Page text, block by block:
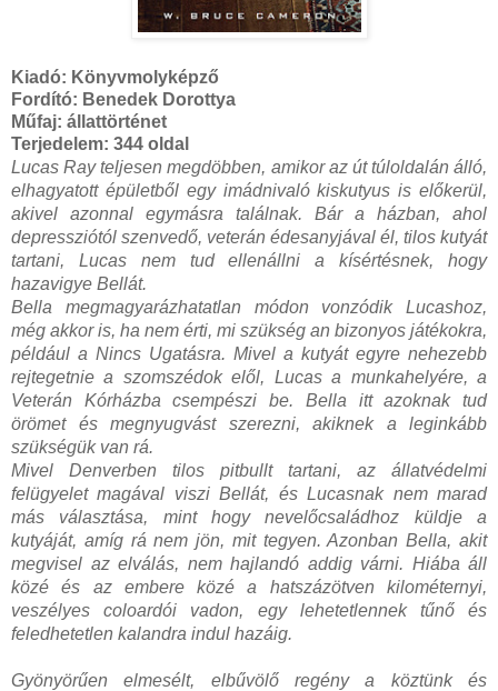
Kiadó: Könyvmolyképző
Fordító: Benedek Dorottya
Műfaj: állattörténet
Terjedelem: 344 oldal
Lucas Ray teljesen megdöbben, amikor az út túloldalán álló,
elhagyatott épületből egy imádnivaló kiskutyus is előkerül,
akivel azonnal egymásra találnak. Bár a házban, ahol
depressziótól szenvedő, veterán édesanyjával él, tilos kutyát
tartani, Lucas nem tud ellenállni a kísértésnek, hogy
hazavigye Bellát.
Bella megmagyarázhatatlan módon vonzódik Lucashoz,
még akkor is, ha nem érti, mi szükség an bizonyos játékokra,
például a Nincs Ugatásra. Mivel a kutyát egyre nehezebb
rejtegetnie a szomszédok elől, Lucas a munkahelyére, a
Veterán Kórházba csempészi be. Bella itt azoknak tud
örömet és megnyugvást szerezni, akiknek a leginkább
szükségük van rá.
Mivel Denverben tilos pitbullt tartani, az állatvédelmi
felügyelet magával viszi Bellát, és Lucasnak nem marad
más választása, mint hogy nevelőcsaládhoz küldje a
kutyáját, amíg rá nem jön, mit tegyen. Azonban Bella, akit
megvisel az elválás, nem hajlandó addig várni. Hiába áll
közé és az embere közé a hatszázötven kilométernyi,
veszélyes coloardói vadon, egy lehetetlennek tűnő és
feledhetetlen kalandra indul hazáig.
Gyönyörűen elmesélt, elbűvölő regény a köztünk és